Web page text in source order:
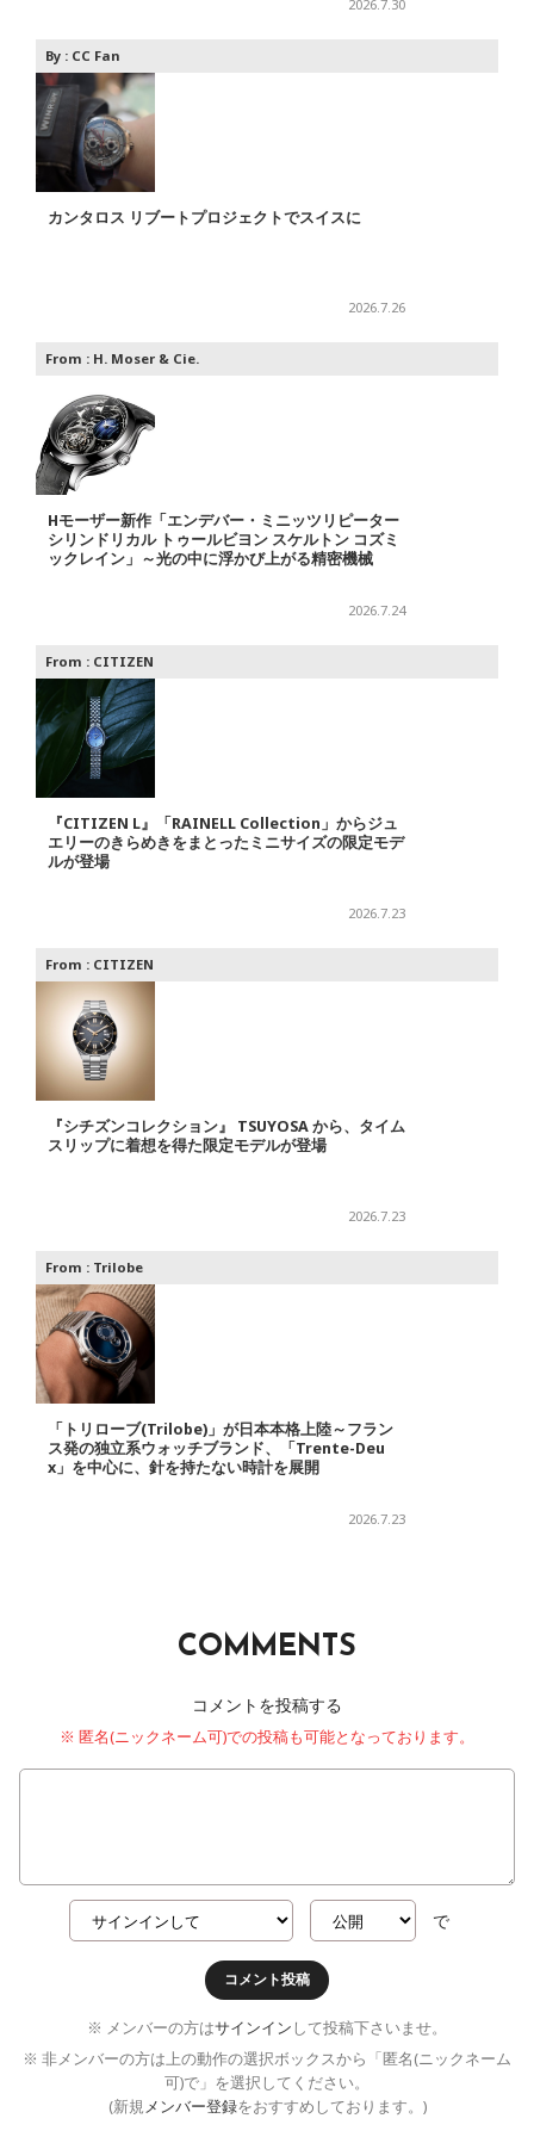
2026.7.30
By : CC Fan
カンタロス リブートプロジェクトでスイスに
2026.7.26
From : H. Moser & Cie.
Hモーザー新作「エンデバー・ミニッツリピーター
シリンドリカル トゥールビヨン スケルトン コズミ
ックレイン」～光の中に浮かび上がる精密機械
2026.7.24
From : CITIZEN
『CITIZEN L』「RAINELL Collection」からジュ
エリーのきらめきをまとったミニサイズの限定モデ
ルが登場
2026.7.23
From : CITIZEN
『シチズンコレクション』 TSUYOSA から、タイム
スリップに着想を得た限定モデルが登場
2026.7.23
From : Trilobe
「トリローブ(Trilobe)」が日本本格上陸～フラン
ス発の独立系ウォッチブランド、「Trente-Deu
x」を中心に、針を持たない時計を展開
2026.7.23
COMMENTS
コメントを投稿する
※ 匿名(ニックネーム可)での投稿も可能となっております。
で
コメント投稿
※ メンバーの方はサインイン して投稿下さいませ。
※ 非メンバーの方は上の動作の選択ボックスから「匿名(ニックネーム
可)で」を選択してください。
(新規メンバー登録をおすすめしております。)